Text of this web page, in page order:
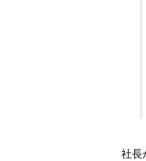
社長